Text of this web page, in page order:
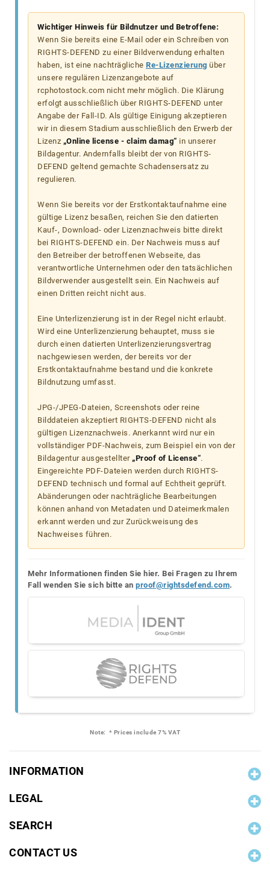
Wichtiger Hinweis für Bildnutzer und Betroffene:
Wenn Sie bereits eine E-Mail oder ein Schreiben von
RIGHTS-DEFEND zu einer Bildverwendung erhalten
haben, ist eine nachträgliche Re-Lizenzierung über
unsere regulären Lizenzangebote auf
rcphotostock.com nicht mehr möglich. Die Klärung
erfolgt ausschließlich über RIGHTS-DEFEND unter
Angabe der Fall-ID. Als gültige Einigung akzeptieren
wir in diesem Stadium ausschließlich den Erwerb der
Lizenz „Online license - claim damag“ in unserer
Bildagentur. Andernfalls bleibt der von RIGHTS-
DEFEND geltend gemachte Schadensersatz zu
regulieren.
Wenn Sie bereits vor der Erstkontaktaufnahme eine
gültige Lizenz besaßen, reichen Sie den datierten
Kauf-, Download- oder Lizenznachweis bitte direkt
bei RIGHTS-DEFEND ein. Der Nachweis muss auf
den Betreiber der betroffenen Webseite, das
verantwortliche Unternehmen oder den tatsächlichen
Bildverwender ausgestellt sein. Ein Nachweis auf
einen Dritten reicht nicht aus.
Eine Unterlizenzierung ist in der Regel nicht erlaubt.
Wird eine Unterlizenzierung behauptet, muss sie
durch einen datierten Unterlizenzierungsvertrag
nachgewiesen werden, der bereits vor der
Erstkontaktaufnahme bestand und die konkrete
Bildnutzung umfasst.
JPG-/JPEG-Dateien, Screenshots oder reine
Bilddateien akzeptiert RIGHTS-DEFEND nicht als
gültigen Lizenznachweis. Anerkannt wird nur ein
vollständiger PDF-Nachweis, zum Beispiel ein von der
Bildagentur ausgestellter „Proof of License“.
Eingereichte PDF-Dateien werden durch RIGHTS-
DEFEND technisch und formal auf Echtheit geprüft.
Abänderungen oder nachträgliche Bearbeitungen
können anhand von Metadaten und Dateimerkmalen
erkannt werden und zur Zurückweisung des
Nachweises führen.
Mehr Informationen finden Sie hier. Bei Fragen zu Ihrem
Fall wenden Sie sich bitte an proof@rightsdefend.com.
Note: * Prices include 7% VAT
INFORMATION
LEGAL
SEARCH
CONTACT US